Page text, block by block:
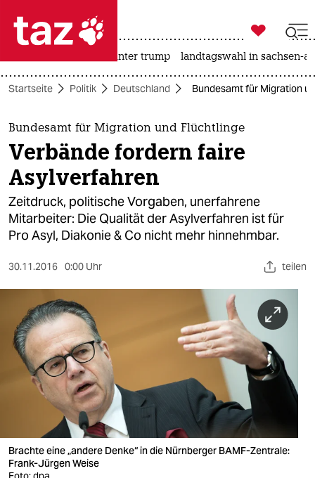
 taz zahl ich
taz zahl ich
themen
politik
öko
gesellschaft
sport
berlin
nord
wahrheit
verlag
veranstaltungen

taz zahl ich
usa unter trump landtagswahl in sachsen-
Startseite Politik Deutschland Bundesamt für Migration
Bundesamt für Migration und Flüchtlinge
Verbände fordern faire
Asylverfahren
Zeitdruck, politische Vorgaben, unerfahrene
Mitarbeiter: Die Qualität der Asylverfahren ist für
Pro Asyl, Diakonie & Co nicht mehr hinnehmbar.
30.11.2016 0:00 Uhr teilen
Brachte eine „andere Denke“ in die Nürnberger BAMF-Zentrale:
Frank-Jürgen Weise